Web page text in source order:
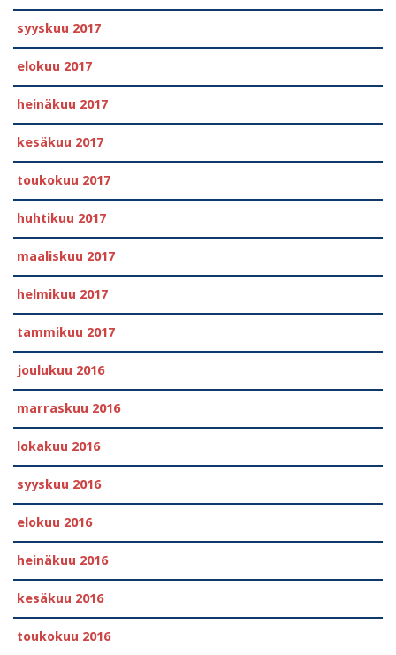
syyskuu 2017
elokuu 2017
heinäkuu 2017
kesäkuu 2017
toukokuu 2017
huhtikuu 2017
maaliskuu 2017
helmikuu 2017
tammikuu 2017
joulukuu 2016
marraskuu 2016
lokakuu 2016
syyskuu 2016
elokuu 2016
heinäkuu 2016
kesäkuu 2016
toukokuu 2016